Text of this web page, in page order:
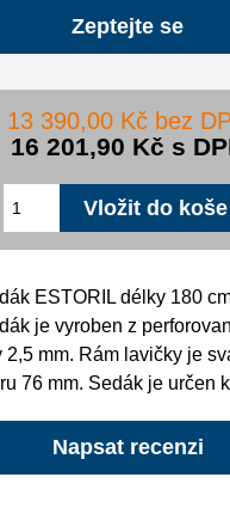
Zeptejte se
13 390,00 Kč bez
16 201,90 Kč s
ESTORIL délky 180
je vyroben z
mm. Rám lavičky je
76 mm. Sedák je určen
Napsat recenzi